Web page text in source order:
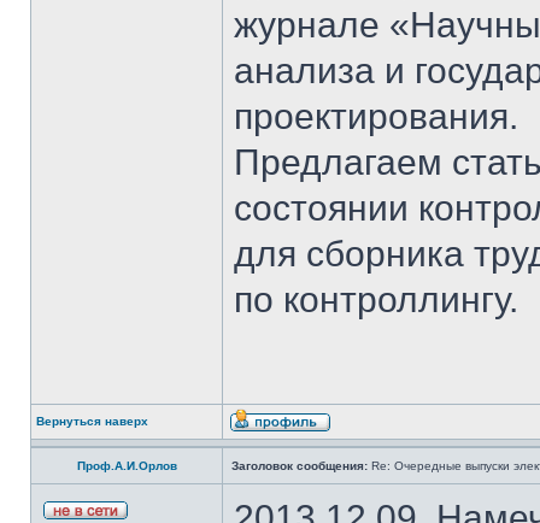
журнале
анализа и
проектирования.
Предлагаем
состоянии
для сборника
по контроллингу.
Вернуться наверх
Проф.А.И.Орлов Заголовок сообщения: Re: Очередные выпуски